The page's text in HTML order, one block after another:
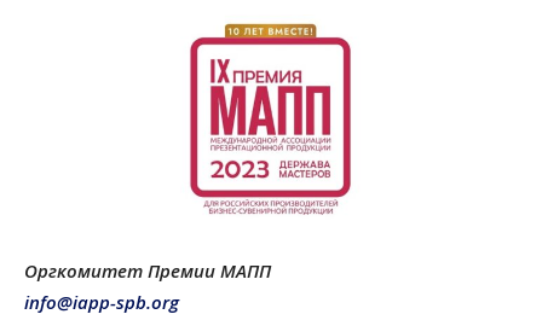
Оргкомитет Премии МАПП
info@iapp-spb.org